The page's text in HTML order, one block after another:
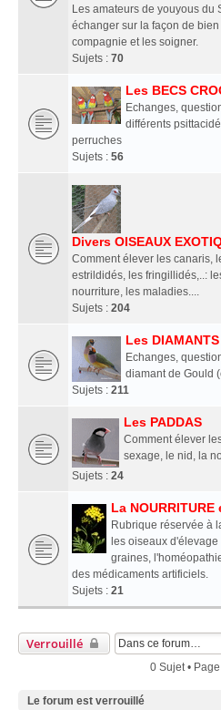
Les amateurs de youyous du
échanger sur la façon de
compagnie et les soigner.
Sujets : 70
Les BECS
Echanges,
différents
perruches
Sujets : 56
Divers OISEAUX
Comment élever les canaris,
estrildidés, les fringillidés,..:
nourriture, les maladies....
Sujets : 204
Les
Echanges,
diamant de Gould
Sujets : 211
Les PADDAS
Comment élever
sexage, le nid, la
Sujets : 24
La
Rubrique réservée à
les oiseaux
graines,
des médicaments artificiels.
Sujets : 21
Verrouillé
0 Sujet • Page
Le forum est verrouillé